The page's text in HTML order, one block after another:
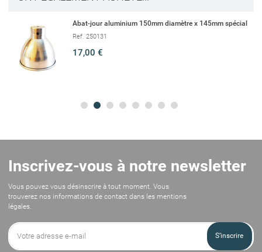
Abat-jour aluminium 150mm diamètre x 145mm spécial
Ref. 250131
17,00 €
Inscrivez-vous à notre newsletter
Vous pouvez vous désinscrire à tout moment. Vous
trouverez nos informations de contact dans les mentions
légales.
S’inscrire